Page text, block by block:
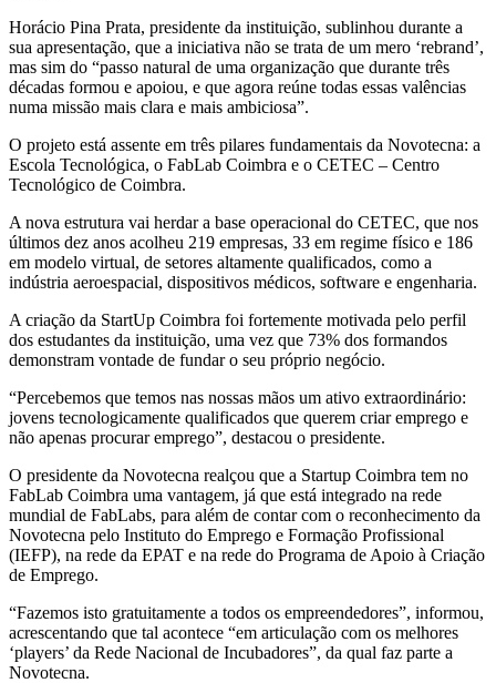
Horácio Pina Prata, presidente da instituição, sublinhou durante a
sua apresentação, que a iniciativa não se trata de um mero ‘rebrand’,
mas sim do “passo natural de uma organização que durante três
décadas formou e apoiou, e que agora reúne todas essas valências
numa missão mais clara e mais ambiciosa”.
O projeto está assente em três pilares fundamentais da Novotecna: a
Escola Tecnológica, o FabLab Coimbra e o CETEC – Centro
Tecnológico de Coimbra.
A nova estrutura vai herdar a base operacional do CETEC, que nos
últimos dez anos acolheu 219 empresas, 33 em regime físico e 186
em modelo virtual, de setores altamente qualificados, como a
indústria aeroespacial, dispositivos médicos, software e engenharia.
A criação da StartUp Coimbra foi fortemente motivada pelo perfil
dos estudantes da instituição, uma vez que 73% dos formandos
demonstram vontade de fundar o seu próprio negócio.
“Percebemos que temos nas nossas mãos um ativo extraordinário:
jovens tecnologicamente qualificados que querem criar emprego e
não apenas procurar emprego”, destacou o presidente.
O presidente da Novotecna realçou que a Startup Coimbra tem no
FabLab Coimbra uma vantagem, já que está integrado na rede
mundial de FabLabs, para além de contar com o reconhecimento da
Novotecna pelo Instituto do Emprego e Formação Profissional
(IEFP), na rede da EPAT e na rede do Programa de Apoio à Criação
de Emprego.
“Fazemos isto gratuitamente a todos os empreendedores”, informou,
acrescentando que tal acontece “em articulação com os melhores
‘players’ da Rede Nacional de Incubadores”, da qual faz parte a
Novotecna.